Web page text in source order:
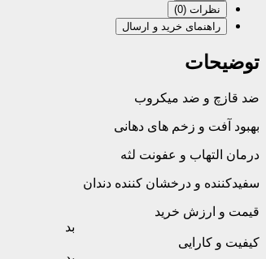
نظرات (0)
راهنمای خرید و ارسال
توضیحات
ضد قازچ و ضد میکروب
بهبود آفت و زخم های دهانی
درمان التهاب و عفونت لثه
سفیدکننده و درخشان کننده دندان
قیمت و ارزش خرید
بد
کیفیت و کارایی